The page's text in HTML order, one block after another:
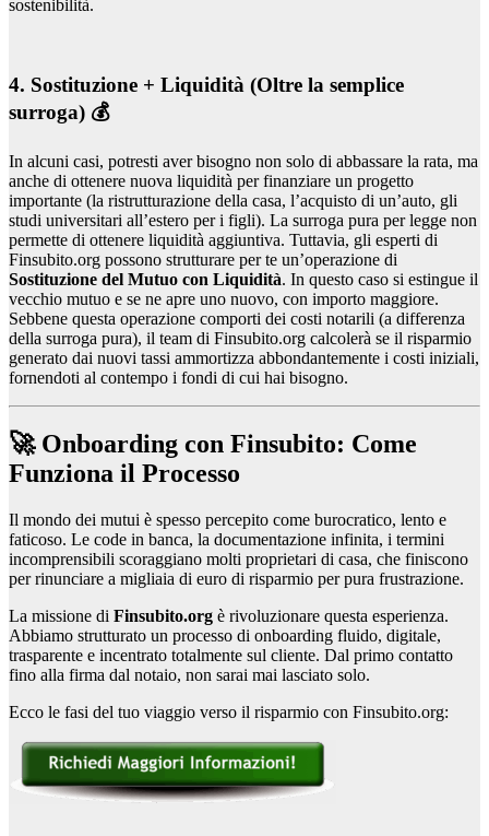
sostenibilità.
4. Sostituzione + Liquidità (Oltre la semplice
surroga) 💰
In alcuni casi, potresti aver bisogno non solo di abbassare la rata, ma
anche di ottenere nuova liquidità per finanziare un progetto
importante (la ristrutturazione della casa, l’acquisto di un’auto, gli
studi universitari all’estero per i figli). La surroga pura per legge non
permette di ottenere liquidità aggiuntiva. Tuttavia, gli esperti di
Finsubito.org possono strutturare per te un’operazione di
Sostituzione del Mutuo con Liquidità. In questo caso si estingue il
vecchio mutuo e se ne apre uno nuovo, con importo maggiore.
Sebbene questa operazione comporti dei costi notarili (a differenza
della surroga pura), il team di Finsubito.org calcolerà se il risparmio
generato dai nuovi tassi ammortizza abbondantemente i costi iniziali,
fornendoti al contempo i fondi di cui hai bisogno.
🚀 Onboarding con Finsubito: Come
Funziona il Processo
Il mondo dei mutui è spesso percepito come burocratico, lento e
faticoso. Le code in banca, la documentazione infinita, i termini
incomprensibili scoraggiano molti proprietari di casa, che finiscono
per rinunciare a migliaia di euro di risparmio per pura frustrazione.
La missione di Finsubito.org è rivoluzionare questa esperienza.
Abbiamo strutturato un processo di onboarding fluido, digitale,
trasparente e incentrato totalmente sul cliente. Dal primo contatto
fino alla firma dal notaio, non sarai mai lasciato solo.
Ecco le fasi del tuo viaggio verso il risparmio con Finsubito.org: